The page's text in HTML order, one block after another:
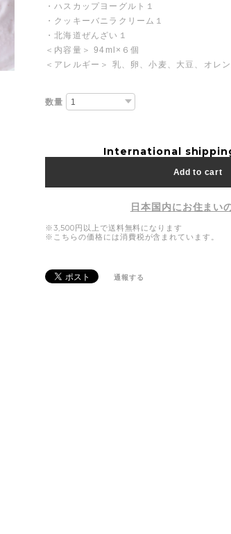
・ハスカップヨーグルト１
・クッキーバニラクリーム１
・北海道ぜんざい１
＜内容量＞ 94ml×６個
＜アレルギー＞ 乳、卵、小麦、大豆、オレ
数量
International
Add to cart
日本国内にお住まい
通報する